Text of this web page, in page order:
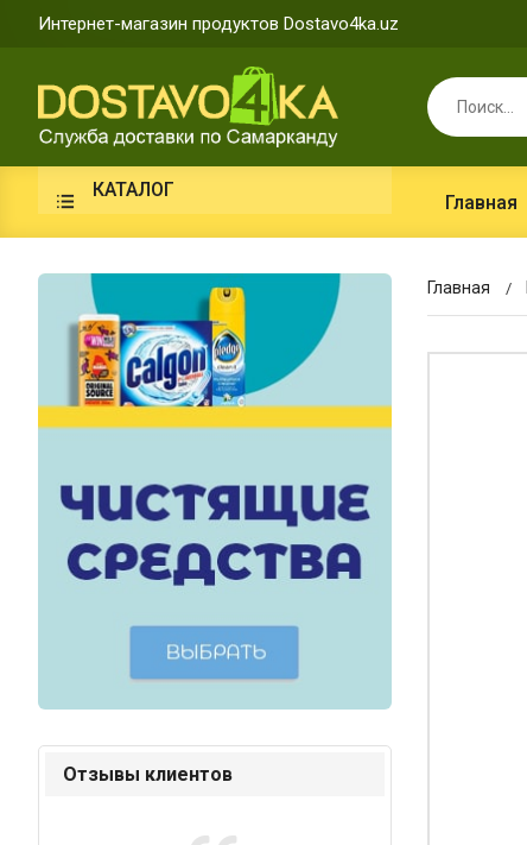
Интернет-магазин продуктов Dostavo4ka.uz
КАТАЛОГ
Главная
Отзывы клиентов
Главная